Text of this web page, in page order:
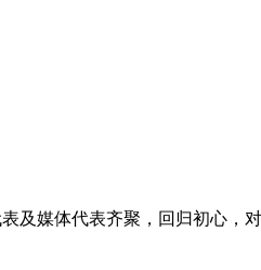
及媒体代表齐聚，回归初心，